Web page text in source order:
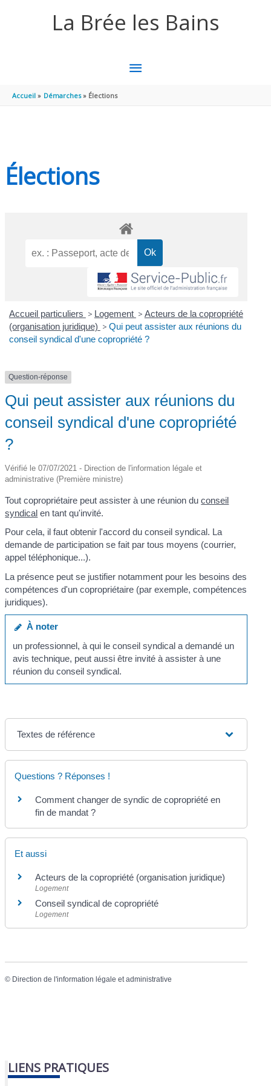
La Brée les Bains
MENU
Accueil Démarches Élections
Élections
Accueil particuliers > Logement > Acteurs de la copropriété
(organisation juridique) > Qui peut assister aux réunions du
conseil syndical d'une copropriété ?
Question-réponse
Qui peut assister aux réunions du
conseil syndical d'une copropriété
?
Vérifié le 07/07/2021 - Direction de l'information légale et
administrative (Première ministre)
Tout copropriétaire peut assister à une réunion duconseil
syndical en tant qu'invité.
Pour cela, il faut obtenir l'accord du conseil syndical. La
demande de participation se fait par tous moyens (courrier,
appel téléphonique...).
La présence peut se justifier notamment pour les besoins des
compétences d'un copropriétaire (par exemple, compétences
juridiques).
À noter
un professionnel, à qui le conseil syndical a demandé un
avis technique, peut aussi être invité à assister à une
réunion du conseil syndical.
Textes de référence
Questions ? Réponses !
Comment changer de syndic de copropriété en
fin de mandat ?
Et aussi
Acteurs de la copropriété (organisation juridique)
Logement
Conseil syndical de copropriété
Logement
© Direction de l'information légale et administrative
LIENS PRATIQUES